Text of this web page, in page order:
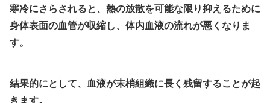
寒冷にさらされると、 熱の放散を可能な限り抑えるために
身体表面の血管が収縮し、 体内血液の流れが悪くなりま
す。
結果的にとして、血液が末梢組織に長く残留することが起
きます。